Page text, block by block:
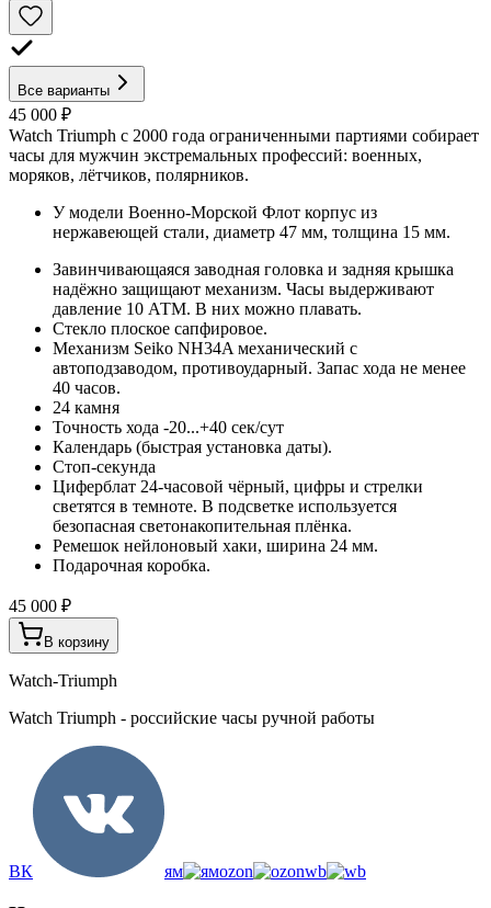
Все варианты
45 000 ₽
Watch Triumph с 2000 года ограниченными партиями собирает
часы для мужчин экстремальных профессий: военных,
моряков, лётчиков, полярников.
У модели Военно-Морской Флот корпус из
нержавеющей стали, диаметр 47 мм, толщина 15 мм.
Завинчивающаяся заводная головка и задняя крышка
надёжно защищают механизм. Часы выдерживают
давление 10 АТМ. В них можно плавать.
Стекло плоское сапфировое.
Механизм Seiko NH34A механический с
автоподзаводом, противоударный. Запас хода не менее
40 часов.
24 камня
Точность хода -20...+40 сек/сут
Календарь (быстрая установка даты).
Стоп-секунда
Циферблат 24-часовой чёрный, цифры и стрелки
светятся в темноте. В подсветке используется
безопасная светонакопительная плёнка.
Ремешок нейлоновый хаки, ширина 24 мм.
Подарочная коробка.
45 000 ₽
В корзину
Watch-Triumph
Watch Triumph - российские часы ручной работы
ВК ям ozon wb